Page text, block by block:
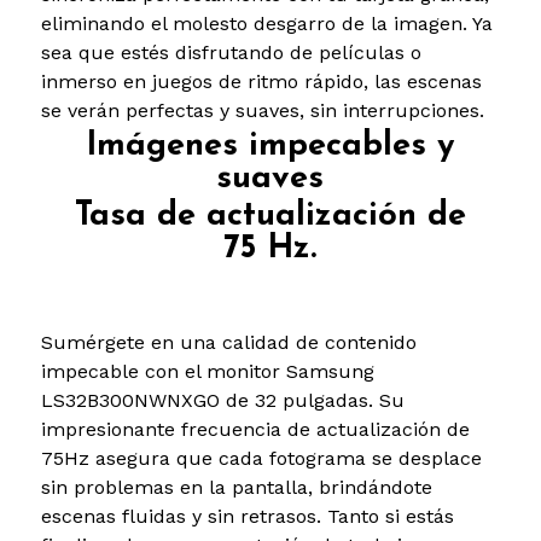
eliminando el molesto desgarro de la imagen. Ya
sea que estés disfrutando de películas o
inmerso en juegos de ritmo rápido, las escenas
se verán perfectas y suaves, sin interrupciones.
Imágenes impecables y
suaves
Tasa de actualización de
75 Hz.
Sumérgete en una calidad de contenido
impecable con el monitor Samsung
LS32B300NWNXGO de 32 pulgadas. Su
impresionante frecuencia de actualización de
75Hz asegura que cada fotograma se desplace
sin problemas en la pantalla, brindándote
escenas fluidas y sin retrasos. Tanto si estás